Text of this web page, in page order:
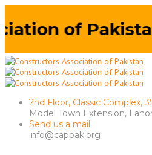
of Pakistan
2nd Floor, Classic Complex,
Model Town Extension,
Send us a mail
info@cappak.org